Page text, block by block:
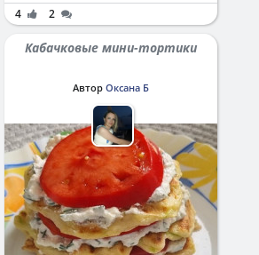
4 2
Кабачковые мини-тортики
Автор Оксана Б